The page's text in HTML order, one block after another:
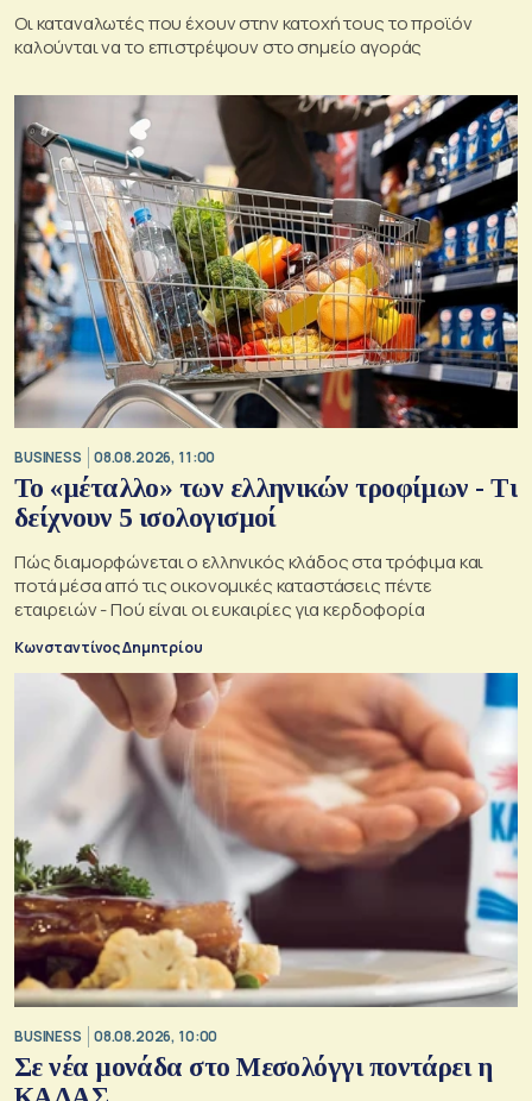
Οι καταναλωτές που έχουν στην κατοχή τους το προϊόν
καλούνται να το επιστρέψουν στο σημείο αγοράς
BUSINESS 08.08.2026, 11:00
Το «μέταλλο» των ελληνικών τροφίμων - Τι
δείχνουν 5 ισολογισμοί
Πώς διαμορφώνεται ο ελληνικός κλάδος στα τρόφιμα και
ποτά μέσα από τις οικονομικές καταστάσεις πέντε
εταιρειών - Πού είναι οι ευκαιρίες για κερδοφορία
Κωνσταντίνος Δημητρίου
BUSINESS 08.08.2026, 10:00
Σε νέα μονάδα στο Μεσολόγγι ποντάρει η